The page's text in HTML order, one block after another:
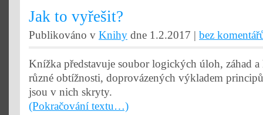
Jak to vyřešit?
Publikováno v Knihy dne 1.2.2017 | bez
Knížka představuje soubor logických úloh, záhad a
různé obtížnosti, doprovázených výkladem
jsou v nich skryty.
(Pokračování textu…)